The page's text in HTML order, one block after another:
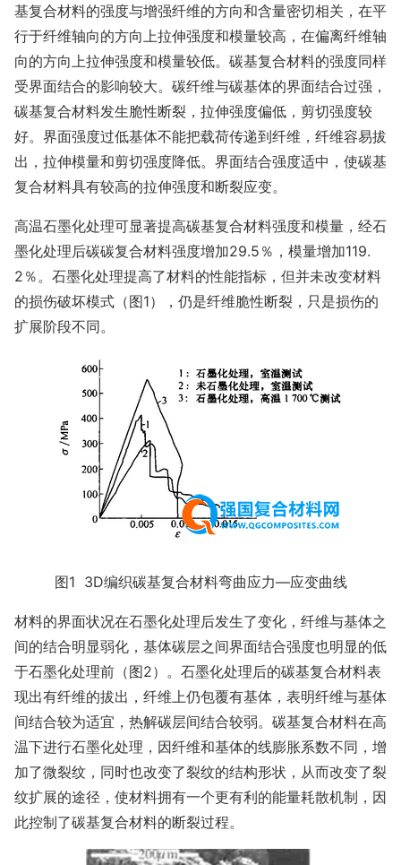
基复合材料的强度与增强纤维的方向和含量密切相关，在平
行于纤维轴向的方向上拉伸强度和模量较高，在偏离纤维轴
向的方向上拉伸强度和模量较低。碳基复合材料的强度同样
受界面结合的影响较大。碳纤维与碳基体的界面结合过强，
碳基复合材料发生脆性断裂，拉伸强度偏低，剪切强度较
好。界面强度过低基体不能把载荷传递到纤维，纤维容易拔
出，拉伸模量和剪切强度降低。界面结合强度适中，使碳基
复合材料具有较高的拉伸强度和断裂应变。
高温石墨化处理可显著提高碳基复合材料强度和模量，经石
墨化处理后碳碳复合材料强度增加29.5％，模量增加119.
2％。石墨化处理提高了材料的性能指标，但并未改变材料
的损伤破坏模式（图1），仍是纤维脆性断裂，只是损伤的
扩展阶段不同。
图1 3D编织碳基复合材料弯曲应力—应变曲线
材料的界面状况在石墨化处理后发生了变化，纤维与基体之
间的结合明显弱化，基体碳层之间界面结合强度也明显的低
于石墨化处理前（图2）。石墨化处理后的碳基复合材料表
现出有纤维的拔出，纤维上仍包覆有基体，表明纤维与基体
间结合较为适宜，热解碳层间结合较弱。碳基复合材料在高
温下进行石墨化处理，因纤维和基体的线膨胀系数不同，增
加了微裂纹，同时也改变了裂纹的结构形状，从而改变了裂
纹扩展的途径，使材料拥有一个更有利的能量耗散机制，因
此控制了碳基复合材料的断裂过程。